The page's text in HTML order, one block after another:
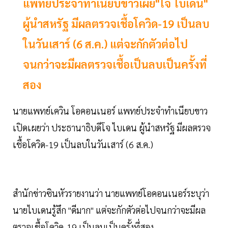
แพทย์ประจำทำเนียบขาวเผย"โจ ไบเดน"
ผู้นำสหรัฐ มีผลตรวจเชื้อโควิด-19 เป็นลบ
ในวันเสาร์ (6 ส.ค.) แต่จะกักตัวต่อไป
จนกว่าจะมีผลตรวจเชื้อเป็นลบเป็นครั้งที่
สอง
นายแพทย์เควิน โอคอนเนอร์ แพทย์ประจำทำเนียบขาว
เปิดเผยว่า ประธานาธิบดีโจ ไบเดน ผู้นำสหรัฐ มีผลตรวจ
เชื้อโควิด-19 เป็นลบในวันเสาร์ (6 ส.ค.)
สำนักข่าวซินหัวรายงานว่า นายแพทย์โอคอนเนอร์ระบุว่า
นายไบเดนรู้สึก "ดีมาก" แต่จะกักตัวต่อไปจนกว่าจะมีผล